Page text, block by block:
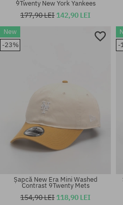
mărime universală
9Twenty New York Yankees
177,90 LEI 142,90 LEI
New
-23%
Șapcă New Era Mini Washed
Contrast 9Twenty Mets
154,90 LEI 118,90 LEI
-